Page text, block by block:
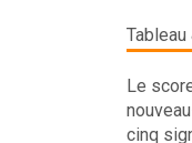
Tableau
Le
cinq